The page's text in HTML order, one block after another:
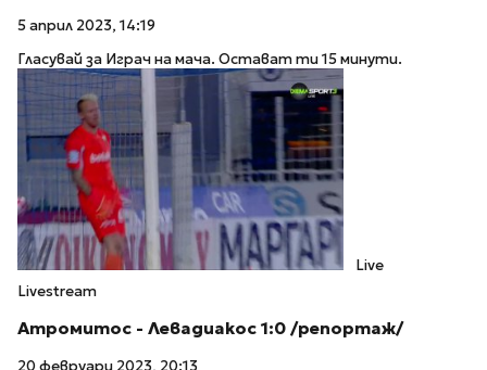
5 април 2023, 14:19
Гласувай за Играч на мача. Остават ти 15 минути.
Live
Livestream
Атромитос - Левадиакос 1:0 /репортаж/
20 февруари 2023, 20:13